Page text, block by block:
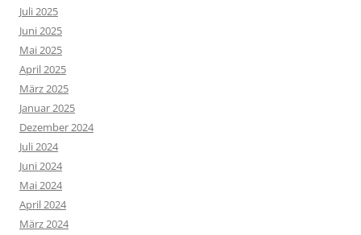
Juli 2025
Juni 2025
Mai 2025
April 2025
März 2025
Januar 2025
Dezember 2024
Juli 2024
Juni 2024
Mai 2024
April 2024
März 2024